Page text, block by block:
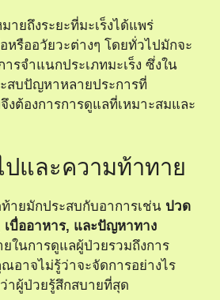
ายถึงระยะที่มะเร็งได้แพร่
หรืออวัยวะต่างๆ โดยทั่วไปมักจะ
รจำแนกประเภทมะเร็ง ซึ่งใน
สบปัญหาหลายประการที่
งต้องการการดูแลที่เหมาะสมและ
ปและความท้าทาย
ท้ายมักประสบกับอาการเช่น ปวด
เบื่ออาหาร, และปัญหาทาง
ในการดูแลผู้ป่วยรวมถึงการ
อาจไม่รู้ว่าจะจัดการอย่างไร
าผู้ป่วยรู้สึกสบายที่สุด